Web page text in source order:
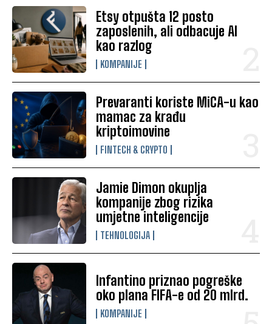
Etsy otpušta 12 posto
zaposlenih, ali odbacuje AI
kao razlog
KOMPANIJE
Prevaranti koriste MiCA-u kao
mamac za krađu
kriptoimovine
FINTECH & CRYPTO
Jamie Dimon okuplja
kompanije zbog rizika
umjetne inteligencije
TEHNOLOGIJA
Infantino priznao pogreške
oko plana FIFA-e od 20 mlrd.
KOMPANIJE